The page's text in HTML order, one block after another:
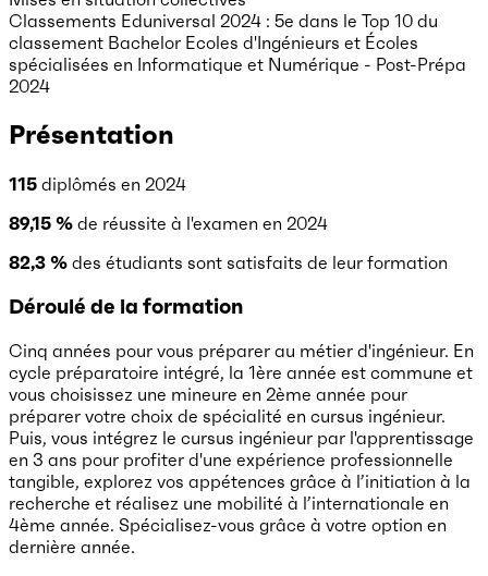
Classements Eduniversal 2024 : 5e dans le Top 10 du
classement Bachelor Ecoles d'Ingénieurs et Écoles
spécialisées en Informatique et Numérique - Post-Prépa
2024
Présentation
115 diplômés en 2024
89,15 % de réussite à l'examen en 2024
82,3 % des étudiants sont satisfaits de leur formation
Déroulé de la formation
Cinq années pour vous préparer au métier d'ingénieur. En
cycle préparatoire intégré, la 1ère année est commune et
vous choisissez une mineure en 2ème année pour
préparer votre choix de spécialité en cursus ingénieur.
Puis, vous intégrez le cursus ingénieur par l'apprentissage
en 3 ans pour profiter d'une expérience professionnelle
tangible, explorez vos appétences grâce à l’initiation à la
recherche et réalisez une mobilité à l’internationale en
4ème année. Spécialisez-vous grâce à votre option en
dernière année.